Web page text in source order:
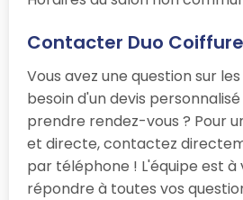
Contacter Duo Coiffure
Vous avez une question sur
besoin d'un devis
prendre rendez-vous ? Pour
et directe, contactez
par téléphone ! L'équipe est
répondre à toutes vos